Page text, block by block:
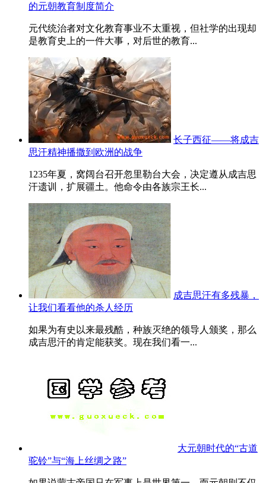
的元朝教育制度简介
元代统治者对文化教育事业不太重视，但社学的出现却
是教育史上的一件大事，对后世的教育...
长子西征——将成吉
思汗精神播撒到欧洲的战争
1235年夏，窝阔台召开忽里勒台大会，决定遵从成吉思
汗遗训，扩展疆土。他命令由各族宗王长...
成吉思汗有多残暴，
让我们看看他的杀人经历
如果为有史以来最残酷，种族灭绝的领导人颁奖，那么
成吉思汗的肯定能获奖。现在我们看一...
大元朝时代的“古道
驼铃”与“海上丝绸之路”